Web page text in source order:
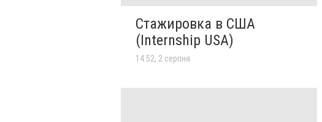
Стажировка в США
(Internship USA)
14:52, 2 серпня